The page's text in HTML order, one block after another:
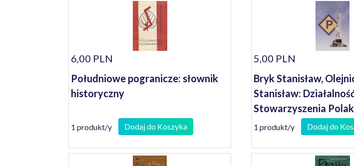
6,00 PLN
Południowe pogranicze: słownik
historyczny
1 produkt/y Dodaj do Koszyka
5,00 PLN
Bryk Stanisław,
Stanisław:
Stowarzyszenia
Poszkodowanych
wspomnienia jego
1 produkt/y Dodaj do